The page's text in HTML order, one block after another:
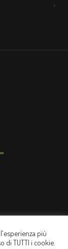
più
di TUTTI i cookie.